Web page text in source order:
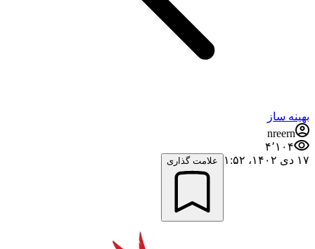
بهینه ساز
nreern
۴٬۱۰۴
۱۷ دی ۱۴۰۲،‏ ۱:۵۲
علامت گذاری